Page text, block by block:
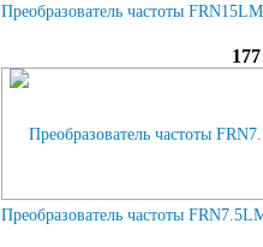
Преобразователь частоты
Преобразователь частоты